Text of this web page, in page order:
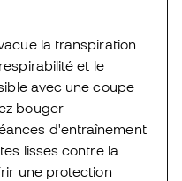
la transpiration
et le
avec une coupe
bouger
d'entraînement
lisses contre la
une protection